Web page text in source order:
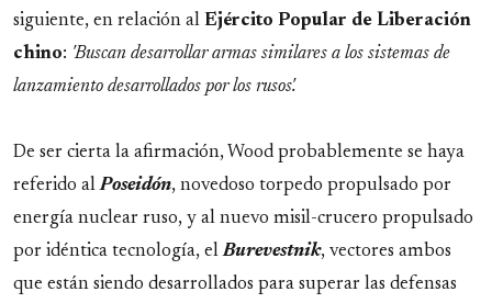
siguiente, en relación al Ejército Popular de Liberación
chino: 'Buscan desarrollar armas similares a los sistemas de
lanzamiento desarrollados por los rusos'.
De ser cierta la afirmación, Wood probablemente se haya
referido alPoseidón, novedoso torpedo propulsado por
energía nuclear ruso, y al nuevo misil-crucero propulsado
por idéntica tecnología, elBurevestnik, vectores ambos
que están siendo desarrollados para superar las defensas